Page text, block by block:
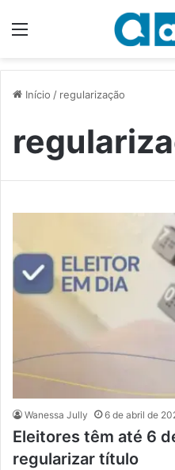
Início / regularização
Wanessa Jully 6 de abril de
Eleitores têm até 6
regularizar título